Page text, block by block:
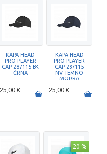
KAPA HEAD
PRO PLAYER
CAP 287115 BK
ČRNA
25,00 €
KAPA HEAD
PRO PLAYER
CAP 287115
NV TEMNO
MODRA
25,00 €
20 %